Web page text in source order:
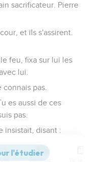
sacrificateur. Pierre
et ils s'assirent.
feu, fixa sur lui les
lui.
pas.
es aussi de ces
pas.
insistait, disant :